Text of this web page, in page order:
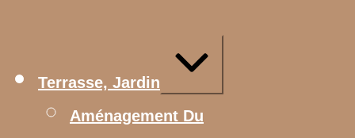
Terrasse, Jardin
Aménagement Du